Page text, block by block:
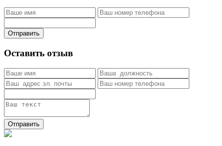
Отправить
Оставить отзыв
Отправить